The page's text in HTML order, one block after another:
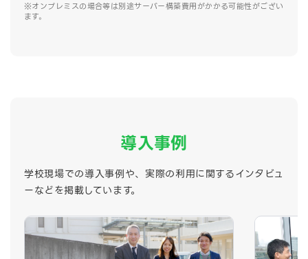
※オンプレミスの場合等は別途サーバー構築費用がかかる可能性がござい
ます。
導入事例
学校現場での導入事例や、実際の利用に関するインタビュ
ーなどを掲載しています。